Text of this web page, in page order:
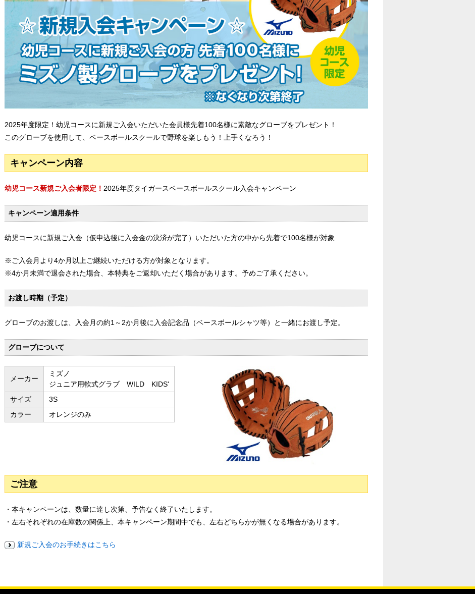
2025年度限定！幼児コースに新規ご入会いただいた会員様先着100名様に素敵なグローブをプレゼント！
このグローブを使用して、ベースボールスクールで野球を楽しもう！上手くなろう！
キャンペーン内容
幼児コース新規ご入会者限定！ 2025年度タイガースベースボールスクール入会キャンペーン
キャンペーン適用条件
幼児コースに新規ご入会（仮申込後に入会金の決済が完了）いただいた方の中から先着で100名様が対象
※ご入会月より4か月以上ご継続いただける方が対象となります。
※4か月未満で退会された場合、本特典をご返却いただく場合があります。予めご了承ください。
お渡し時期（予定）
グローブのお渡しは、入会月の約1～2か月後に入会記念品（ベースボールシャツ等）と一緒にお渡し予定。
グローブについて
メーカー
ミズノ
ジュニア用軟式グラブ WILD KIDS'
サイズ
3S
カラー
オレンジのみ
ご注意
・本キャンペーンは、数量に達し次第、予告なく終了いたします。
・左右それぞれの在庫数の関係上、本キャンペーン期間中でも、左右どちらかが無くなる場合があります。
新規ご入会のお手続きはこちら